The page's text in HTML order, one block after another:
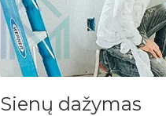
Sienų dažymas